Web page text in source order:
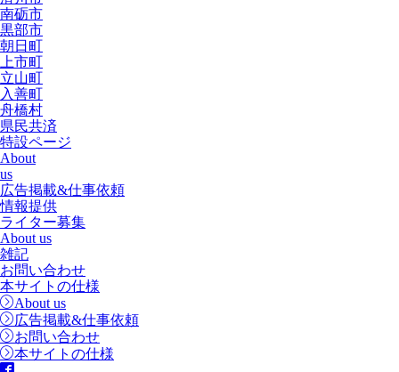
南砺市
黒部市
朝日町
上市町
立山町
入善町
舟橋村
県民共済
特設ページ
About
us
広告掲載&仕事依頼
情報提供
ライター募集
About us
雑記
お問い合わせ
本サイトの仕様
About us
広告掲載&仕事依頼
お問い合わせ
本サイトの仕様